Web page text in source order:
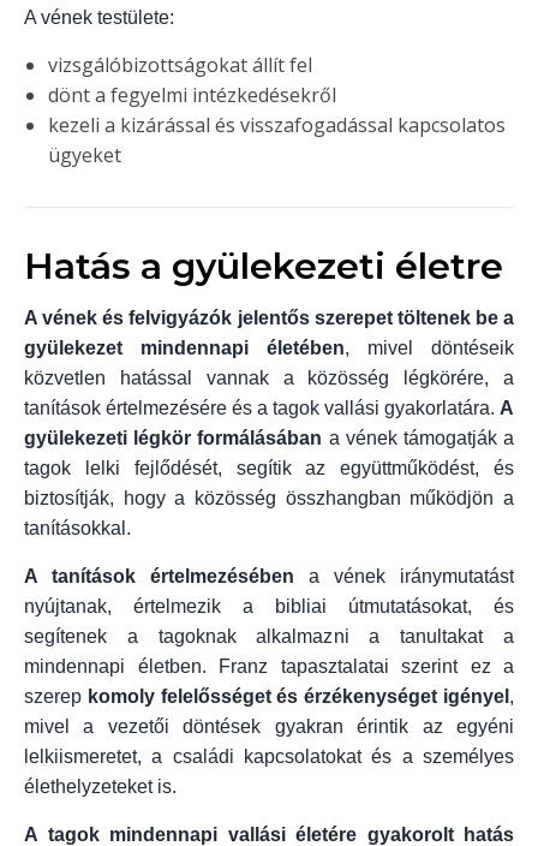
A vének testülete:
vizsgálóbizottságokat állít fel
dönt a fegyelmi intézkedésekről
kezeli a kizárással és visszafogadással kapcsolatos
ügyeket
Hatás a gyülekezeti életre
A vének és felvigyázók jelentős szerepet töltenek be a
gyülekezet mindennapi életében, mivel döntéseik
közvetlen hatással vannak a közösség légkörére, a
tanítások értelmezésére és a tagok vallási gyakorlatára. A
gyülekezeti légkör formálásában a vének támogatják a
tagok lelki fejlődését, segítik az együttműködést, és
biztosítják, hogy a közösség összhangban működjön a
tanításokkal.
A tanítások értelmezésében a vének iránymutatást
nyújtanak, értelmezik a bibliai útmutatásokat, és
segítenek a tagoknak alkalmazni a tanultakat a
mindennapi életben. Franz tapasztalatai szerint ez a
szerep komoly felelősséget és érzékenységet igényel ,
mivel a vezetői döntések gyakran érintik az egyéni
lelkiismeretet, a családi kapcsolatokat és a személyes
élethelyzeteket is.
A tagok mindennapi vallási életére gyakorolt hatás